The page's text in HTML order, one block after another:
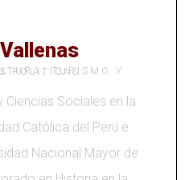
Y CIENCIAS POLÍTICAS
Ciencias Sociales en la
Católica del Perú e
Nacional Mayor de